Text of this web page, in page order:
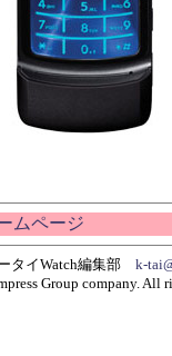
ムページ
タイWatch編集部 k-
Group company. All